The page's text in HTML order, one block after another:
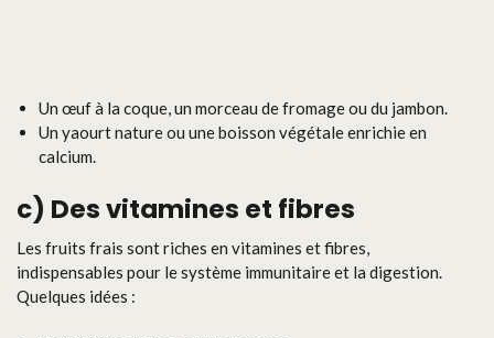
Un œuf à la coque, un morceau de fromage ou du jambon.
Un yaourt nature ou une boisson végétale enrichie en
calcium.
c) Des vitamines et fibres
Les fruits frais sont riches en vitamines et fibres,
indispensables pour le système immunitaire et la digestion.
Quelques idées :